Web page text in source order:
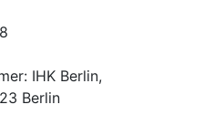
IHK Berlin,
Berlin